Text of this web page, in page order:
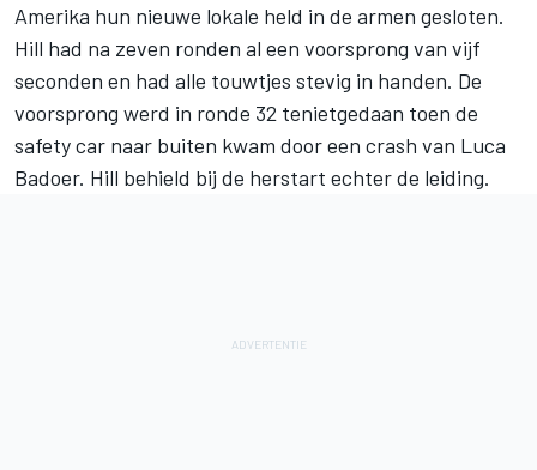
Amerika hun nieuwe lokale held in de armen gesloten.
Hill had na zeven ronden al een voorsprong van vijf
seconden en had alle touwtjes stevig in handen. De
voorsprong werd in ronde 32 tenietgedaan toen de
safety car naar buiten kwam door een crash van Luca
Badoer. Hill behield bij de herstart echter de leiding.